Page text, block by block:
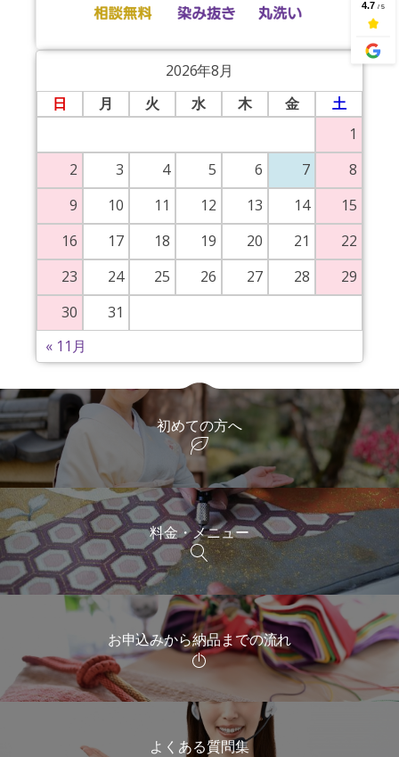
2026年8月
日
月 火 水 木 金
土
1
2
3 4 5 6 7
8
9
10 11 12 13 14
15
16
17 18 19 20 21
22
23
24 25 26 27 28
29
30
31
« 11月
初めての方へ
料金・メニュー
お申込みから納品までの流れ
よくある質問集